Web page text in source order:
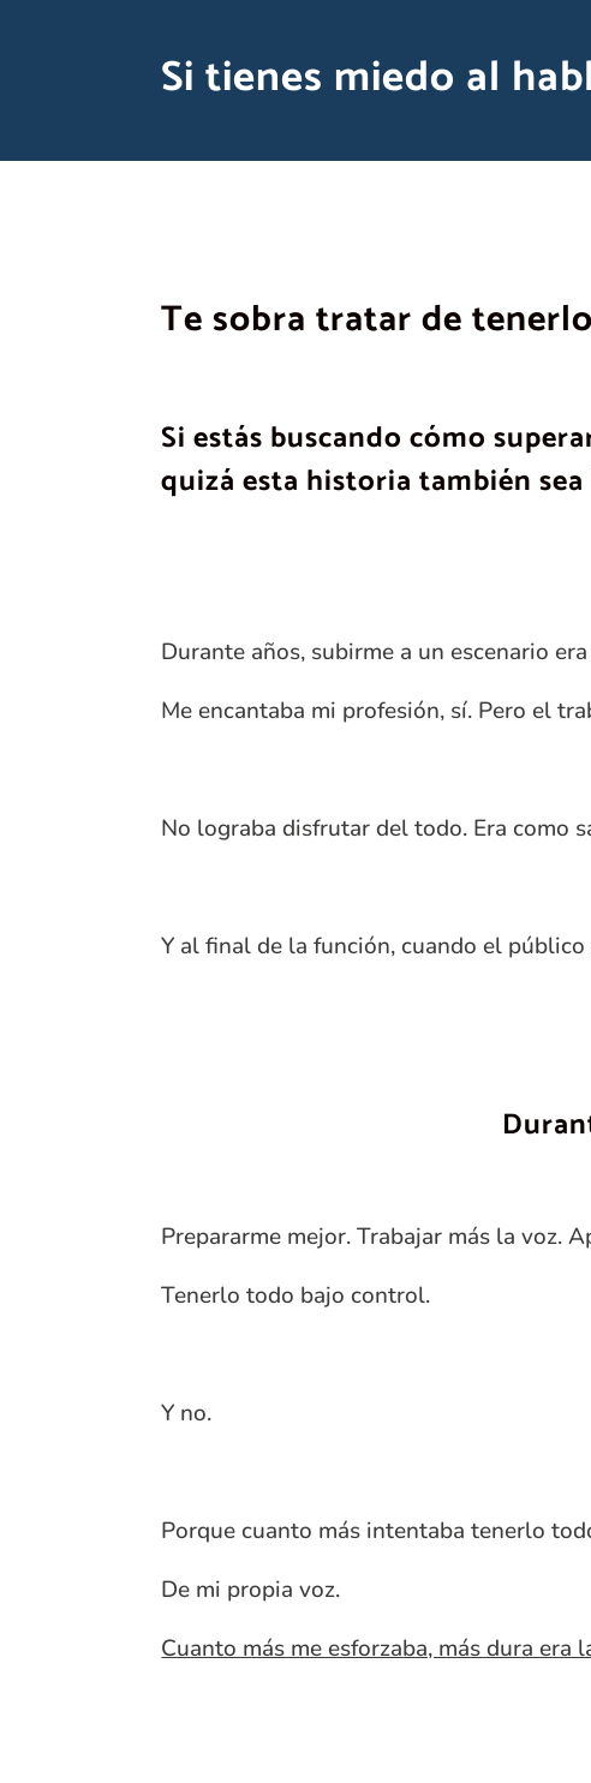
Si tienes miedo al
Te sobra tratar de
Si estás buscando cómo
quizá esta historia también
Durante años, subirme a un escenario
Me encantaba mi profesión, sí. Pero el
No lograba disfrutar del todo. Era como
Y al final de la función, cuando el
Prepararme mejor. Trabajar más la voz.
Tenerlo todo bajo control.
Y no.
Porque cuanto más intentaba tenerlo
De mi propia voz.
Cuanto más me esforzaba, más dura era